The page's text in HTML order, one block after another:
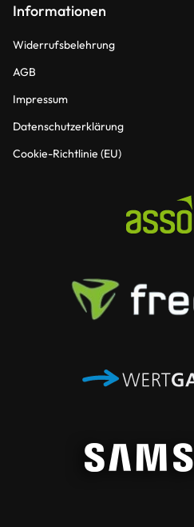
Informationen
Widerrufsbelehrung
AGB
Impressum
Datenschutzerklärung
Cookie-Richtlinie (EU)